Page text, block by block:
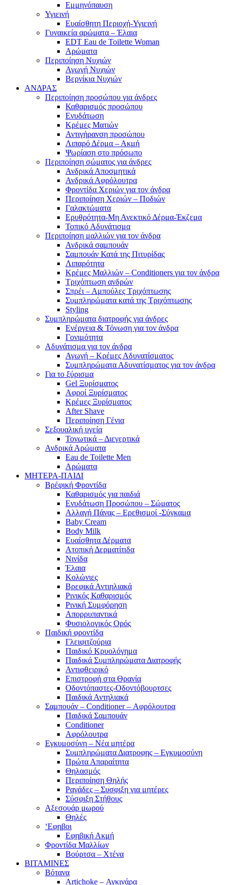
Εμμηνόπαυση
Υγιεινή
Ευαίσθητη Περιοχή-Υγιεινή
Γυναικεία αρώματα – Έλαια
EDT Eau de Toilette Woman
Αρώματα
Περιποίηση Νυχιών
Αγωγή Νυχιών
Βερνίκια Νυχιών
ΑΝΔΡΑΣ
Περιποίηση προσώπου για άνδρες
Καθαρισμός προσώπου
Ενυδάτωση
Κρέμες Ματιών
Αντιγήρανση προσώπου
Λιπαρό Δέρμα – Ακμή
Ψωρίαση στο πρόσωπο
Περιποίηση σώματος για άνδρες
Ανδρικά Αποσμητικά
Ανδρικά Αφρόλουτρα
Φροντίδα Χεριών για τον άνδρα
Περιποίηση Χεριών – Ποδιών
Γαλακτώματα
Ερυθρότητα-Μη Ανεκτικό Δέρμα-Έκζεμα
Τοπικό Αδυνάτισμα
Περιποίηση μαλλιών για τον άνδρα
Ανδρικά σαμπουάν
Σαμπουάν Κατά της Πιτυρίδας
Λιπαρότητα
Κρέμες Μαλλιών – Conditioners για τον άνδρα
Τριχόπτωση ανδρών
Σπρέι – Αμπούλες Τριχόπτωσης
Συμπληρώματα κατά της Τριχόπτωσης
Styling
Συμπληρώματα διατροφής για άνδρες
Ενέργεια & Τόνωση για τον άνδρα
Γονιμότητα
Αδυνάτισμα για τον άνδρα
Αγωγή – Κρέμες Αδυνατίσματος
Συμπληρώματα Αδυνατίσματος για τον άνδρα
Για το ξύρισμα
Gel Ξυρίσματος
Αφροί Ξυρίσματος
Κρέμες Ξυρίσματος
After Shave
Περιποίηση Γένια
Σεξουαλική υγεία
Τονωτικά – Διεγερτικά
Ανδρικά Αρώματα
Eau de Toilette Men
Αρώματα
ΜΗΤΕΡΑ-ΠΑΙΔΙ
Βρέφική Φροντίδα
Καθαρισμός για παιδιά
Ενυδάτωση Προσώπου – Σώματος
Αλλαγή Πάνας – Ερεθισμοί -Σύγκαμα
Baby Cream
Body Milk
Ευαίσθητα Δέρματα
Ατοπική Δερματίτιδα
Νινίδα
Έλαια
Κολώνιες
Βρεφικά Αντιηλιακά
Ρινικός Καθαρισμός
Ρινική Συμφόρηση
Απορρυπαντικά
Φυσιολογικός Ορός
Παιδική φροντίδα
Γλειφιτζούρια
Παιδικό Κρυολόγημα
Παιδικά Συμπληρώματα Διατροφής
Αντιφθειρικό
Επιστροφή στα Θρανία
Οδοντόπαστες-Οδοντόβουρτσες
Παιδικά Αντηλιακά
Σαμπουάν – Conditioner – Αφρόλουτρα
Παιδικά Σαμπουάν
Conditioner
Αφρόλουτρα
Εγκυμοσύνη – Νέα μητέρα
Συμπληρώματα Διατροφης – Εγκυμοσύνη
Πρώτα Απαραίτητα
Θηλασμός
Περιποίηση Θηλής
Ραγάδες – Συσφιξη για μητέρες
Σύσφιξη Στήθους
Αξεσουάρ μωρού
Θηλές
‘Εφηβοι
Εφηβική Ακμή
Φροντίδα Μαλλίων
Βούρτσα – Χτένα
ΒΙΤΑΜΙΝΕΣ
Βότανα
Artichoke – Αγκινάρα